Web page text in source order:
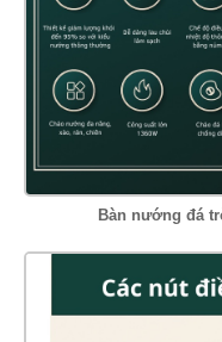
Bàn nướng đá